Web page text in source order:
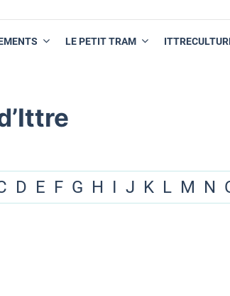
LE PETIT TRAM
D E F G H I J K L M N